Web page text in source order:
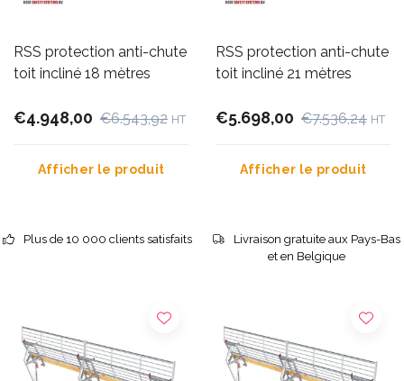
RSS protection anti-chute
toit incliné 18 mètres
€4.948,00 €6.543,92 HT
Afficher le produit
RSS protection anti-chute
toit incliné 21 mètres
€5.698,00 €7.536,24 HT
Afficher le produit
Plus de 10 000 clients satisfaits
Livraison gratuite aux Pays-Bas
et en Belgique